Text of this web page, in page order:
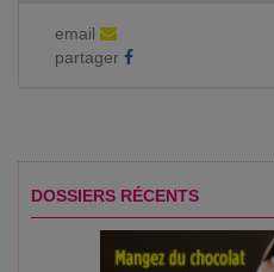
email
partager
DOSSIERS RÉCENTS